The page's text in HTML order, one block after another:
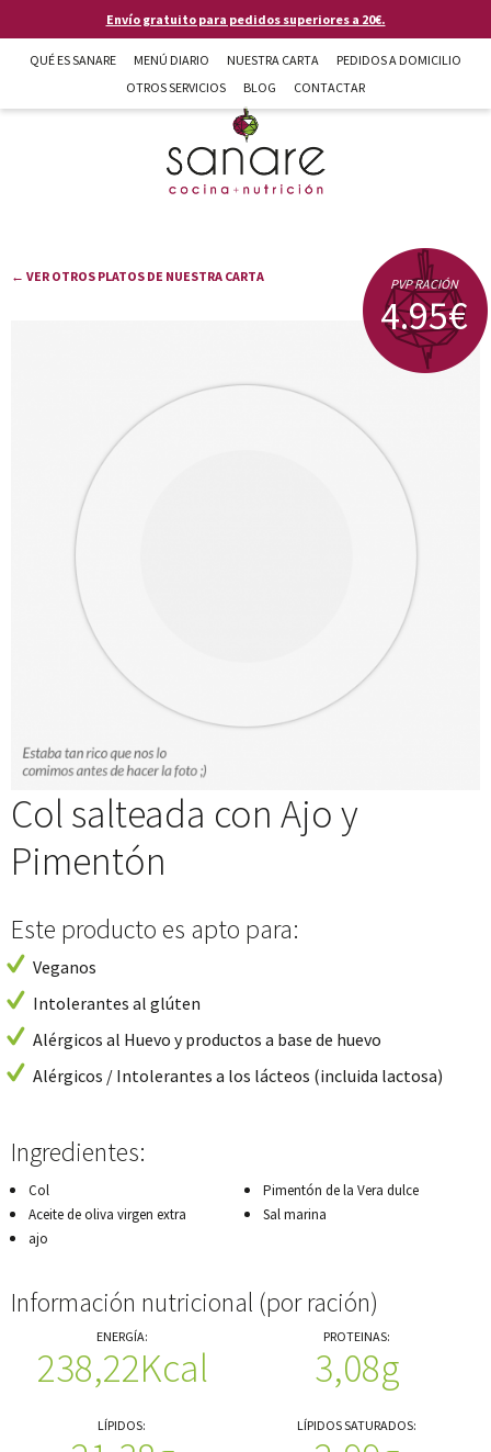
Pasar al contenido principalEnvío gratuito para pedidos superiores a 20€.
QUÉ ES SANARE MENÚ DIARIO NUESTRA CARTA
PEDIDOS A DOMICILIO
OTROS SERVICIOS
BLOG CONTACTAR
Sanare cocina + nutrición en Almería
← VER OTROS PLATOS DE NUESTRA CARTA
Col salteada con Ajo y
Pimentón
Este producto es apto para:
Veganos
Intolerantes al glúten
Alérgicos al Huevo y productos a base de huevo
Alérgicos / Intolerantes a los lácteos (incluida lactosa)
Ingredientes:
Col
Aceite de oliva virgen extra
ajo
Pimentón de la Vera dulce
Sal marina
Información nutricional (por ración)
ENERGÍA:
238,22Kcal
PROTEINAS:
3,08g
LÍPIDOS: LÍPIDOS SATURADOS:
PVP RACIÓN
4.95€